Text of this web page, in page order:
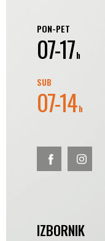
PON-PET
07-17h
SUB
07-14h
IZBORNIK